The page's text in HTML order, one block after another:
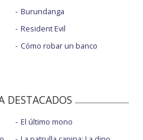
Burundanga
Resident Evil
Cómo robar un banco
DESTACADOS
El último mono